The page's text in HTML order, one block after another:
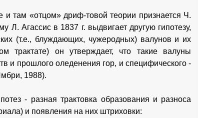
там «отцом» дриф-товой теории признается Ч.
Агассис в 1837 г. выдвигает другую гипотезу,
(т.е., блуждающих, чужеродных) валунов и их
трактате) он утверждает, что такие валуны
и прошлого оледенения гор, и специфического -
1988).
- разная трактовка образования и разноса
и появления на них штриховки: